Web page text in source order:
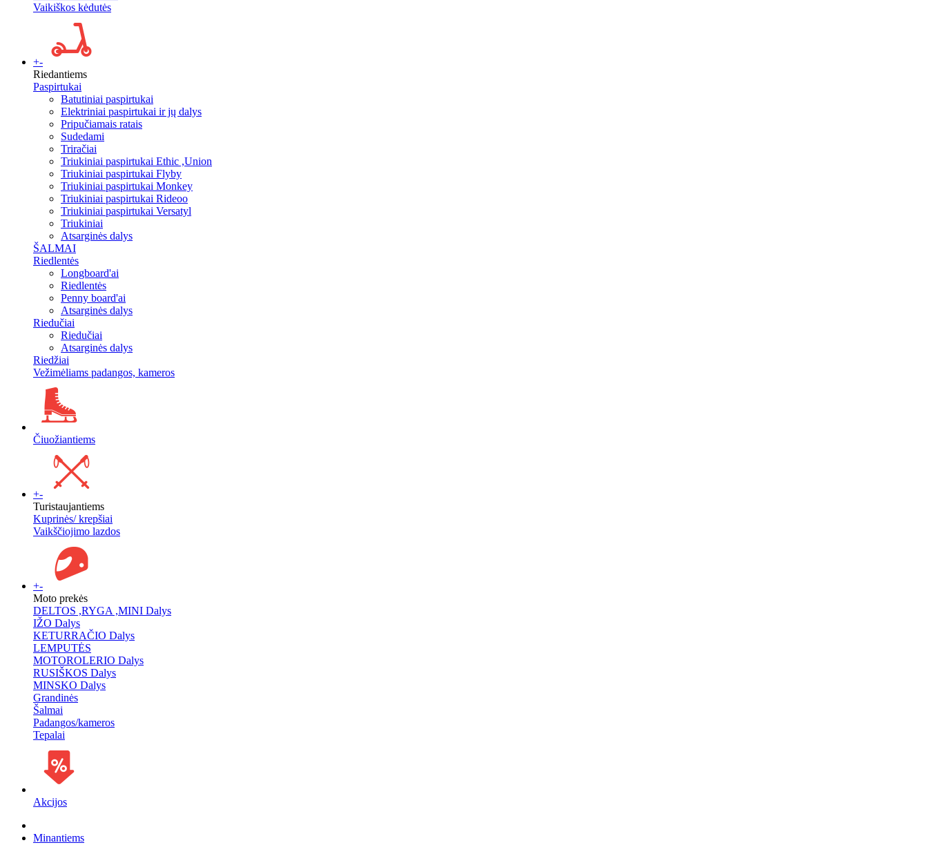
Vaikiškos kėdutės
+-
Riedantiems
Paspirtukai
Batutiniai paspirtukai
Elektriniai paspirtukai ir jų dalys
Pripučiamais ratais
Sudedami
Triračiai
Triukiniai paspirtukai Ethic ,Union
Triukiniai paspirtukai Flyby
Triukiniai paspirtukai Monkey
Triukiniai paspirtukai Rideoo
Triukiniai paspirtukai Versatyl
Triukiniai
Atsarginės dalys
ŠALMAI
Riedlentės
Longboard'ai
Riedlentės
Penny board'ai
Atsarginės dalys
Riedučiai
Riedučiai
Atsarginės dalys
Riedžiai
Vežimėliams padangos, kameros
Čiuožiantiems
+-
Turistaujantiems
Kuprinės/ krepšiai
Vaikščiojimo lazdos
+-
Moto prekės
DELTOS ,RYGA ,MINI Dalys
IŽO Dalys
KETURRAČIO Dalys
LEMPUTĖS
MOTOROLERIO Dalys
RUSIŠKOS Dalys
MINSKO Dalys
Grandinės
Šalmai
Padangos/kameros
Tepalai
Akcijos
Minantiems